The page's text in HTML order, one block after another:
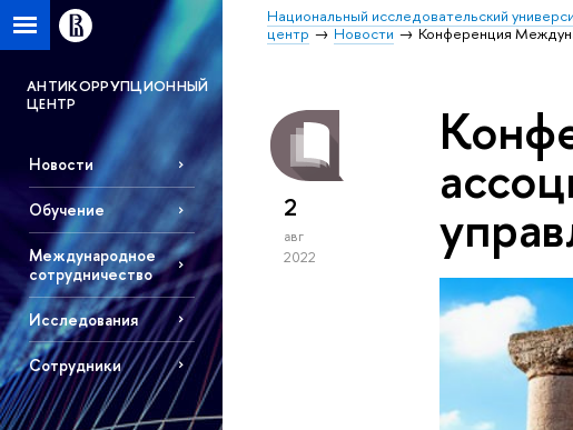
Национальный исследовательский
центр
Новости Конференция
АНТИКОРРУПЦИОННЫЙ
ЦЕНТР
Новости
Обучение
Международное
сотрудничество
Исследования
Сотрудники
2
авг
2022